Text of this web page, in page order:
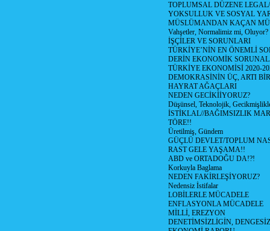
TOPLUMSAL DÜZENE
YOKSULLUK VE SOSYAL
MÜSLÜMANDAN KAÇAN
Vahşetler, Normalimiz mi, Oluyor?
İŞÇİLER VE SORUNLARI
TÜRKİYE’NİN EN ÖNEMLİ
DERİN EKONOMİK
TÜRKİYE EKONOMİSİ 2020-
DEMOKRASİNİN ÜÇ, ARTI
HAYRAT AĞAÇLARI
NEDEN GECİKİİYORUZ?
Düşünsel, Teknolojik,
İSTİKLAL//BAĞIMSIZLIK
TÖRE!!
Üretilmiş, Gündem
GÜÇLÜ DEVLET/TOPLUM
RAST GELE YAŞAMA!!
ABD ve ORTADOĞU DA!?!
Korkuyla Baglama
NEDEN FAKİRLEŞİYORUZ?
Nedensiz İstifalar
LOBİLERLE MÜCADELE
ENFLASYONLA MÜCADELE
MİLLİ, EREZYON
DENETİMSİZLİGİN,